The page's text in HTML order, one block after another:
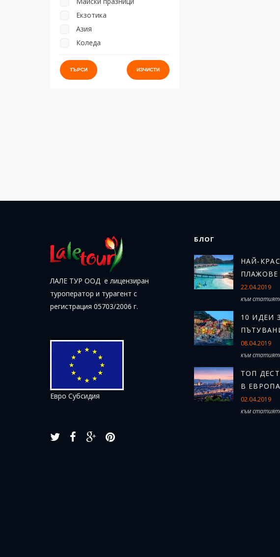
Екзотика
Азия
Коледа
ЛАЛЕ ТУР ООД е лицензиран
туроператор и турагент с
регистрация 05703/2006 г.
Евро Субсидия
БЛОГ
НАЙ-
ПЛАЖОВЕ
22.04.2019
към
10 ИДЕИ
08.04.2019
към
ТОП
В ЕВРОПА
02.04.2019
към